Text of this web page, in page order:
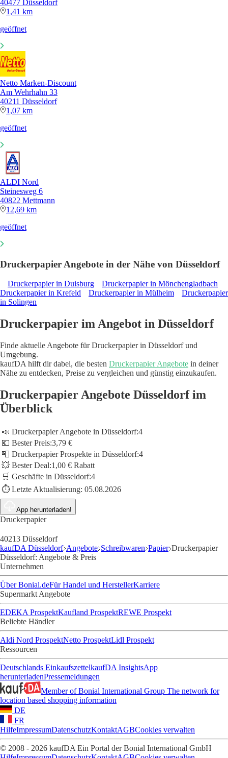
40477 Düsseldorf
1,41 km
geöffnet
Netto Marken-Discount
Am Wehrhahn 33
40211 Düsseldorf
1,07 km
geöffnet
ALDI Nord
Steinesweg 6
40822 Mettmann
12,69 km
geöffnet
Druckerpapier Angebote in der Nähe von Düsseldorf
Druckerpapier in Duisburg
Druckerpapier in Mönchengladbach
Druckerpapier in Krefeld
Druckerpapier in Mülheim
Druckerpapier
in Solingen
Druckerpapier im Angebot in Düsseldorf
Finde aktuelle Angebote für Druckerpapier in Düsseldorf und
Umgebung.
kaufDA hilft dir dabei, die besten Druckerpapier Angebote in deiner
Nähe zu entdecken, Preise zu vergleichen und günstig einzukaufen.
Druckerpapier Angebote Düsseldorf im
Überblick
📣 Druckerpapier Angebote in Düsseldorf:4
💶 Bester Preis:3,79 €
📮 Druckerpapier Prospekte in Düsseldorf:4
💥 Bester Deal:1,00 € Rabatt
🛒 Geschäfte in Düsseldorf:4
⏱️ Letzte Aktualisierung: 05.08.2026
App herunterladen!
Druckerpapier
40213 Düsseldorf
kaufDA Düsseldorf Angebote Schreibwaren Papier Druckerpapier
Düsseldorf: Angebote & Preis
Unternehmen
Über Bonial.deFür Handel und HerstellerKarriere
Supermarkt Angebote
EDEKA ProspektKaufland ProspektREWE Prospekt
Beliebte Händler
Aldi Nord ProspektNetto ProspektLidl Prospekt
Ressourcen
Deutschlands EinkaufszettelkaufDA InsightsApp
herunterladenPressemeldungen
Member of Bonial International Group The network for
location based shopping information
DE
FR
HilfeImpressumDatenschutzKontaktAGBCookies verwalten
© 2008 - 2026 kaufDA Ein Portal der Bonial International GmbH